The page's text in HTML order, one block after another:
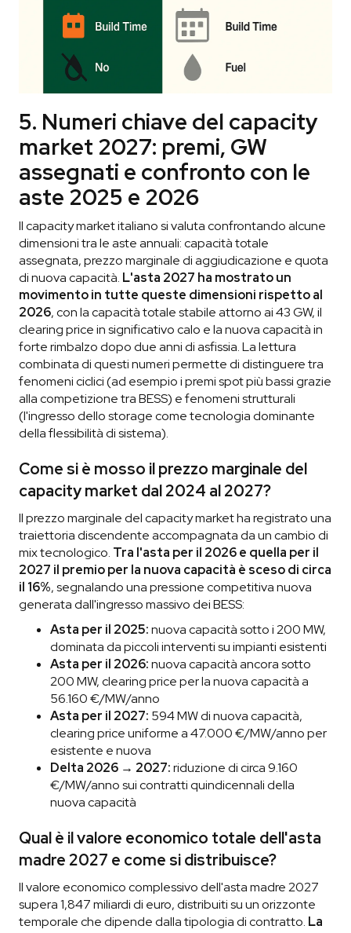
5. Numeri chiave del capacity
market 2027: premi, GW
assegnati e confronto con le
aste 2025 e 2026
Il capacity market italiano si valuta confrontando alcune
dimensioni tra le aste annuali: capacità totale
assegnata, prezzo marginale di aggiudicazione e quota
di nuova capacità. L'asta 2027 ha mostrato un
movimento in tutte queste dimensioni rispetto al
2026, con la capacità totale stabile attorno ai 43 GW, il
clearing price in significativo calo e la nuova capacità in
forte rimbalzo dopo due anni di asfissia. La lettura
combinata di questi numeri permette di distinguere tra
fenomeni ciclici (ad esempio i premi spot più bassi grazie
alla competizione tra BESS) e fenomeni strutturali
(l'ingresso dello storage come tecnologia dominante
della flessibilità di sistema).
Come si è mosso il prezzo marginale del
capacity market dal 2024 al 2027?
Il prezzo marginale del capacity market ha registrato una
traiettoria discendente accompagnata da un cambio di
mix tecnologico. Tra l'asta per il 2026 e quella per il
2027 il premio per la nuova capacità è sceso di circa
il 16%, segnalando una pressione competitiva nuova
generata dall'ingresso massivo dei BESS:
Asta per il 2025:nuova capacità sotto i 200 MW,
dominata da piccoli interventi su impianti esistenti
Asta per il 2026:nuova capacità ancora sotto
200 MW, clearing price per la nuova capacità a
56.160 €/MW/anno
Asta per il 2027: 594 MW di nuova capacità,
clearing price uniforme a 47.000 €/MW/anno per
esistente e nuova
Delta 2026 → 2027:riduzione di circa 9.160
€/MW/anno sui contratti quindicennali della
nuova capacità
Qual è il valore economico totale dell'asta
madre 2027 e come si distribuisce?
Il valore economico complessivo dell'asta madre 2027
supera 1,847 miliardi di euro, distribuiti su un orizzonte
temporale che dipende dalla tipologia di contratto. La